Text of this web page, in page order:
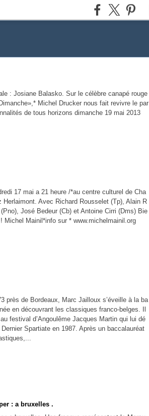
: Josiane Balasko. Sur le célèbre canapé rouge
Michel Drucker nous fait revivre le par
de tous horizons dimanche 19 mai 2013
17 mai a 21 heure /*au centre culturel de Cha
Herlaimont. Avec Richard Rousselet (Tp), Alain R
José Bedeur (Cb) et Antoine Cirri (Dms) Bie
Michel Mainil*info sur * www.michelmainil.org
près de Bordeaux, Marc Jailloux s’éveille à la ba
en découvrant les classiques franco-belges. Il
festival d’Angoulême Jacques Martin qui lui dé
Spartiate en 1987. Après un baccalauréat
: a bruxelles .